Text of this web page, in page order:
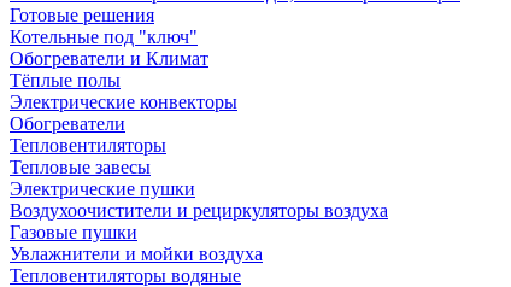
Готовые решения
Котельные под "ключ"
Обогреватели и Климат
Тёплые полы
Электрические конвекторы
Обогреватели
Тепловентиляторы
Тепловые завесы
Электрические пушки
Воздухоочистители и рециркуляторы воздуха
Газовые пушки
Увлажнители и мойки воздуха
Тепловентиляторы водяные